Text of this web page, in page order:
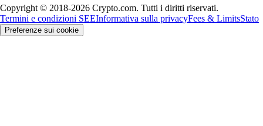
Copyright © 2018-2026 Crypto.com. Tutti i diritti riservati.
Termini e condizioni SEEInformativa sulla privacyFees & LimitsStato
Preferenze sui cookie